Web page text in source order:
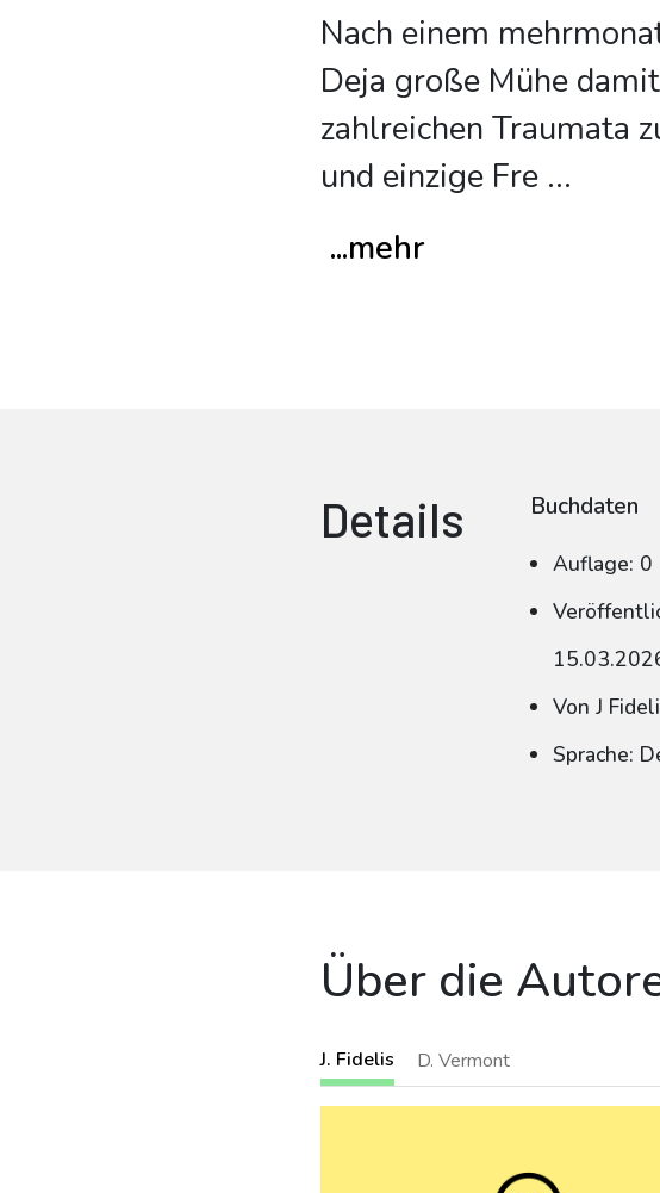
Nach einem
Deja große Mühe
zahlreichen Traumata
und einzige Fre...
...mehr
Details Buchdaten
Auflage: 0
Von J
Sprache:
Über die
J. Fidelis D. Vermont